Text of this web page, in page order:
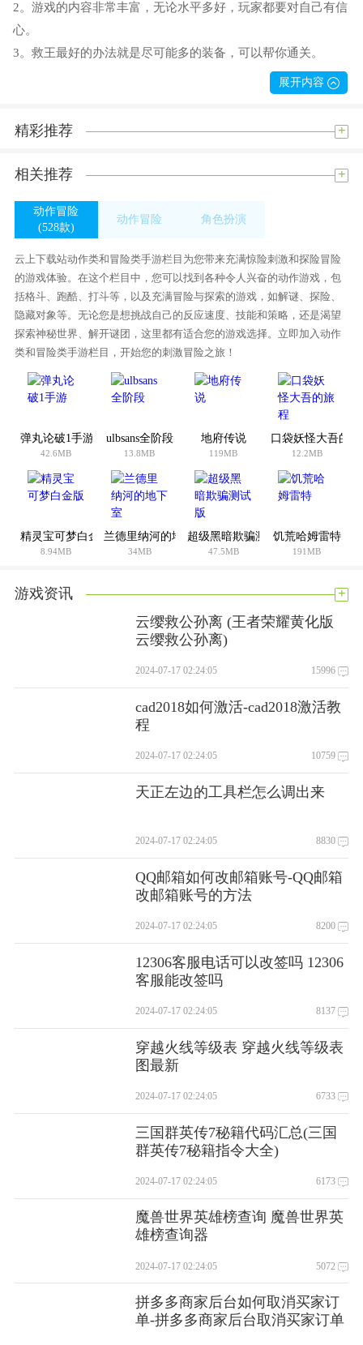
2。游戏的内容非常丰富，无论水平多好，玩家都要对自己有信
心。
3。救王最好的办法就是尽可能多的装备，可以帮你通关。
4。画绳救国王游戏中会有很多陷阱，玩家要注意避开。
1。画绳救国王游戏难度大，需要一定的游戏经验，学会使用滑
2。设定开启机构的路径，以避免影响绳索路径。
3。国王脚下有水或火。如果你想尽快救出国王，就赶快行动
游戏体验。
画绳救国王游戏评测
画绳救国王游戏非常值得一试。游戏有很多关卡，每个关卡都
有新的挑战，所以你会体验到非常好的游戏体验。
游戏难度:3.4
游戏内容:8.5
你觉得这款手机游戏怎么样？与您的朋友分享:
展开内容
精彩推荐 +
相关推荐 +
动作冒险
(528款)
动作冒险
角色扮演
云上下载站动作类和冒险类手游栏目为您带来充满惊险刺激和探险冒险
的游戏体验。在这个栏目中，您可以找到各种令人兴奋的动作游戏，包
括格斗、跑酷、打斗等，以及充满冒险与探索的游戏，如解谜、探险、
隐藏对象等。无论您是想挑战自己的反应速度、技能和策略，还是渴望
探索神秘世界、解开谜团，这里都有适合您的游戏选择。立即加入动作
类和冒险类手游栏目，开始您的刺激冒险之旅！
弹丸论破1手游
42.6MB
ulbsans全阶段
13.8MB
地府传说
119MB
口袋妖怪大吾的
12.2MB
精灵宝可梦白金版
8.94MB
兰德里纳河的地下室
34MB
超级黑暗欺骗测试版
47.5MB
饥荒哈姆雷特
191MB
游戏资讯 +
云缨救公孙离 (王者荣耀黄化版
云缨救公孙离)
2024-07-17 02:24:05 15996
cad2018如何激活-cad2018激活教
程
2024-07-17 02:24:05 10759
天正左边的工具栏怎么调出来
2024-07-17 02:24:05 8830
QQ邮箱如何改邮箱账号-QQ邮箱
改邮箱账号的方法
2024-07-17 02:24:05 8200
12306客服电话可以改签吗 12306
客服能改签吗
2024-07-17 02:24:05 8137
穿越火线等级表 穿越火线等级表
图最新
2024-07-17 02:24:05 6733
三国群英传7秘籍代码汇总(三国
群英传7秘籍指令大全)
2024-07-17 02:24:05 6173
魔兽世界英雄榜查询 魔兽世界英
雄榜查询器
2024-07-17 02:24:05 5072
拼多多商家后台如何取消买家订
单-拼多多商家后台取消买家订单